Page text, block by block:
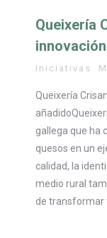
Queixería
Iniciativas
Queixería
gallega que ha
quesos en un
calidad, la
medio rural
de transformar